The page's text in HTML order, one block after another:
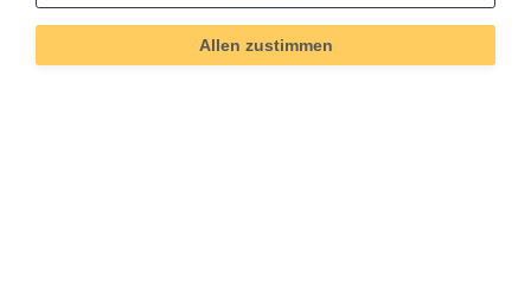
Allen zustimmen